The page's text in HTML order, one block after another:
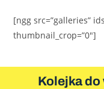
[ngg src=”galleries”
thumbnail_crop=”0″]
Kolejka do